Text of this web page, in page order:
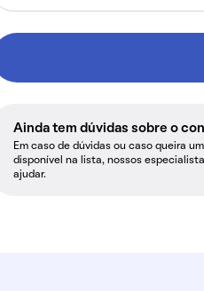
Ainda tem dúvidas sobre o
Em caso de dúvidas ou caso queira
disponível na lista, nossos
ajudar.